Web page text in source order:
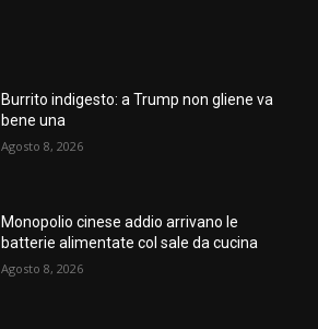
Burrito indigesto: a Trump non gliene va
bene una
Agosto 8, 2026
Monopolio cinese addio arrivano le
batterie alimentate col sale da cucina
Agosto 8, 2026